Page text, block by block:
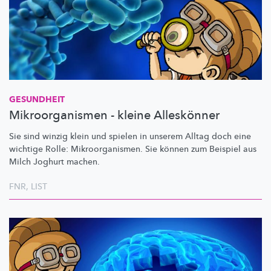
GESUNDHEIT
Mikroorganismen - kleine Alleskönner
Sie sind winzig klein und spielen in unserem Alltag doch eine
wichtige Rolle: Mikroorganismen. Sie können zum Beispiel aus
Milch Joghurt machen.
FNR, LIST